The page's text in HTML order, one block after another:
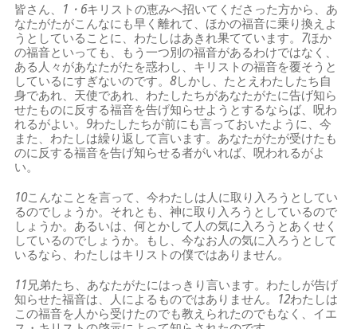
皆さん、 1・6キリストの恵みへ招いてくださった方から、あ
なたがたがこんなにも早く離れて、ほかの福音に乗り換えよ
うとしていることに、わたしはあきれ果てています。 7ほか
の福音といっても、もう一つ別の福音があるわけではなく、
ある人々があなたがたを惑わし、キリストの福音を覆そうと
しているにすぎないのです。8しかし、たとえわたしたち自
身であれ、天使であれ、わたしたちがあなたがたに告げ知ら
せたものに反する福音を告げ知らせようとするならば、呪わ
れるがよい。9わたしたちが前にも言っておいたように、今
また、わたしは繰り返して言います。あなたがたが受けたも
のに反する福音を告げ知らせる者がいれば、呪われるがよ
い。
10こんなことを言って、今わたしは人に取り入ろうとしてい
るのでしょうか。それとも、神に取り入ろうとしているので
しょうか。あるいは、何とかして人の気に入ろうとあくせく
しているのでしょうか。もし、今なお人の気に入ろうとして
いるなら、わたしはキリストの僕ではありません。
11兄弟たち、あなたがたにはっきり言います。わたしが告げ
知らせた福音は、人によるものではありません。 12わたしは
この福音を人から受けたのでも教えられたのでもなく、イエ